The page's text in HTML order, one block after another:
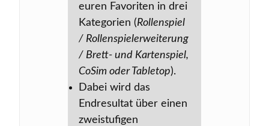
euren Favoriten in drei
Kategorien (Rollenspiel
/ Rollenspielerweiterung
/ Brett- und Kartenspiel,
CoSim oder Tabletop).
Dabei wird das
Endresultat über einen
zweistufigen